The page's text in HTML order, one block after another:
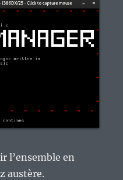
l’ensemble en
austère.